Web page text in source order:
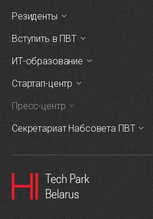
Резиденты
Вступить в ПВТ
ИТ-образование
Стартап-центр
Пресс-центр
Секретариат Набсовета ПВТ